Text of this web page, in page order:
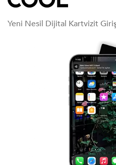
Yeni Nesil Dijital Kartvizit